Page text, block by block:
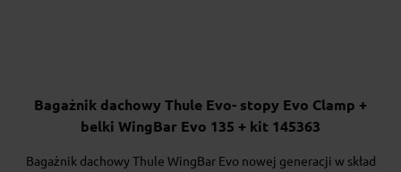
Bagażnik dachowy Thule Evo- stopy Evo Clamp +
belki WingBar Evo 135 + kit 145363
Bagażnik dachowy Thule WingBar Evo nowej generacji w skład